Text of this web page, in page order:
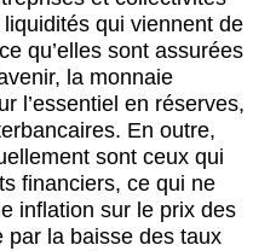
qui viennent de
qu’elles sont assurées
la monnaie
l’essentiel en réserves,
En outre,
sont ceux qui
financiers, ce qui ne
inflation sur le prix des
par la baisse des taux